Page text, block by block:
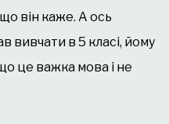
він каже. А ось
вивчати в 5 класі, йому
це важка мова і не